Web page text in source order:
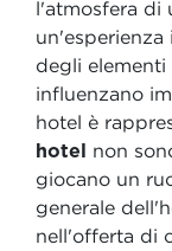
l'atmosfera di
degli
influenzano
hotel è
hotel non
giocano un
generale
nell'offerta di